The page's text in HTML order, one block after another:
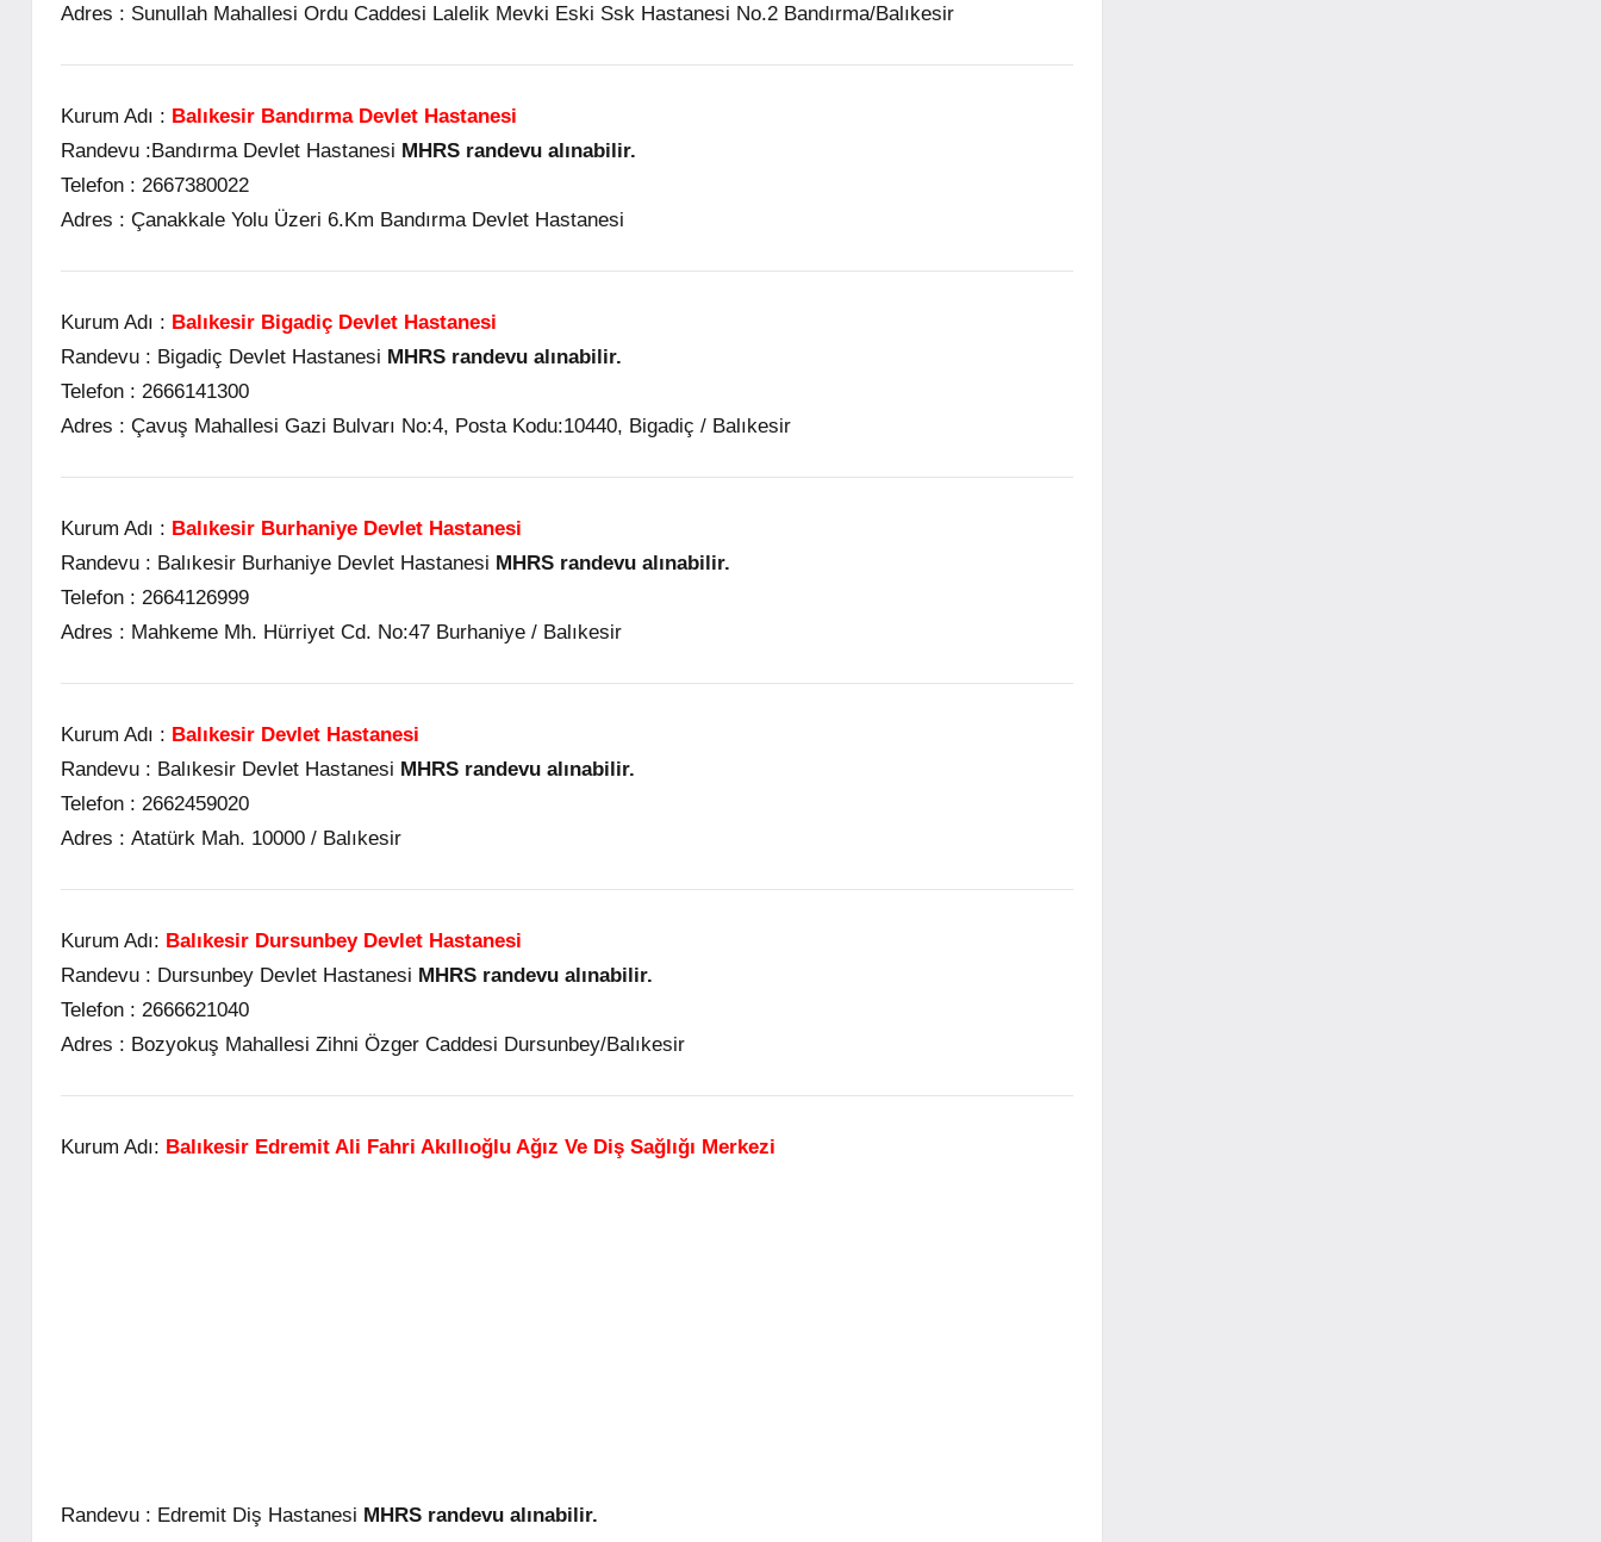
Adres : Sunullah Mahallesi Ordu Caddesi Lalelik Mevki Eski Ssk Hastanesi No.2 Bandırma/Balıkesir
Kurum Adı : Balıkesir Bandırma Devlet Hastanesi
Randevu :Bandırma Devlet Hastanesi MHRS randevu alınabilir.
Telefon : 2667380022
Adres : Çanakkale Yolu Üzeri 6.Km Bandırma Devlet Hastanesi
Kurum Adı : Balıkesir Bigadiç Devlet Hastanesi
Randevu : Bigadiç Devlet Hastanesi MHRS randevu alınabilir.
Telefon : 2666141300
Adres : Çavuş Mahallesi Gazi Bulvarı No:4, Posta Kodu:10440, Bigadiç / Balıkesir
Kurum Adı : Balıkesir Burhaniye Devlet Hastanesi
Randevu : Balıkesir Burhaniye Devlet Hastanesi MHRS randevu alınabilir.
Telefon : 2664126999
Adres : Mahkeme Mh. Hürriyet Cd. No:47 Burhaniye / Balıkesir
Kurum Adı : Balıkesir Devlet Hastanesi
Randevu : Balıkesir Devlet Hastanesi MHRS randevu alınabilir.
Telefon : 2662459020
Adres : Atatürk Mah. 10000 / Balıkesir
Kurum Adı: Balıkesir Dursunbey Devlet Hastanesi
Randevu : Dursunbey Devlet Hastanesi MHRS randevu alınabilir.
Telefon : 2666621040
Adres : Bozyokuş Mahallesi Zihni Özger Caddesi Dursunbey/Balıkesir
Kurum Adı: Balıkesir Edremit Ali Fahri Akıllıoğlu Ağız Ve Diş Sağlığı Merkezi
Randevu : Edremit Diş Hastanesi MHRS randevu alınabilir.